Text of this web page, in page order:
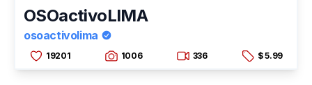
OSOactivoLIMA
osoactivolima
19201 1006 336 $ 5.99